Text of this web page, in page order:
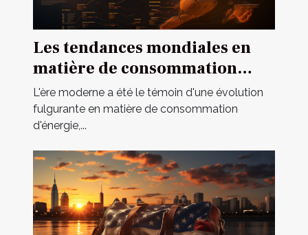
Les tendances mondiales en
matière de consommation
d'énergie et leurs impacts
environnementaux
L'ère moderne a été le témoin d'une évolution
fulgurante en matière de consommation
d'énergie,...